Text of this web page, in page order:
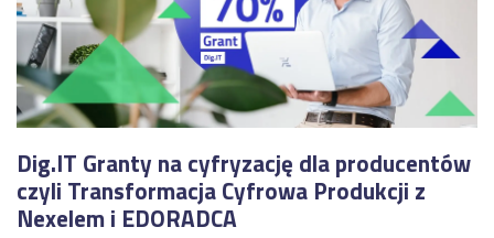
Dig.IT Granty na cyfryzację dla producentów
czyli Transformacja Cyfrowa Produkcji z
Nexelem i EDORADCA